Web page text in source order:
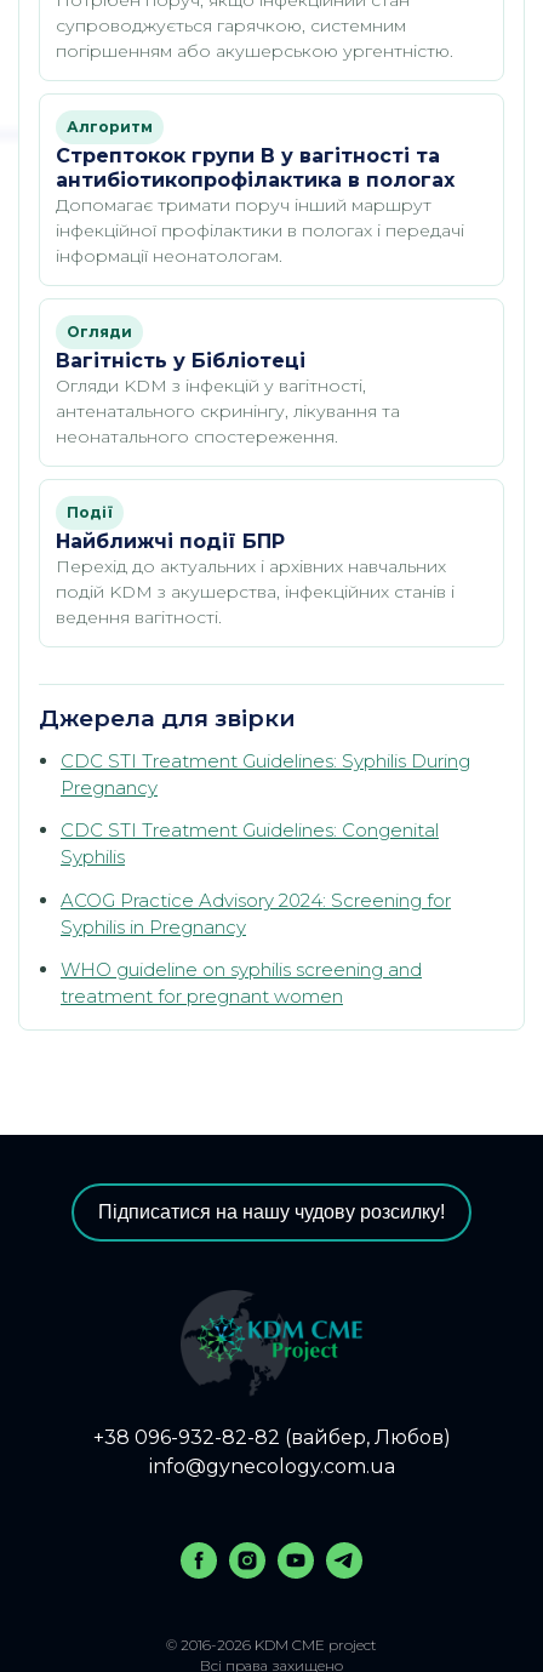
супроводжується гарячкою, системним
погіршенням або акушерською ургентністю.
Алгоритм
Стрептокок групи B у вагітності та
антибіотикопрофілактика в пологах
Допомагає тримати поруч інший маршрут
інфекційної профілактики в пологах і передачі
інформації неонатологам.
Огляди
Вагітність у Бібліотеці
Огляди KDM з інфекцій у вагітності,
антенатального скринінгу, лікування та
неонатального спостереження.
Події
Найближчі події БПР
Перехід до актуальних і архівних навчальних
подій KDM з акушерства, інфекційних станів і
ведення вагітності.
Джерела для звірки
CDC STI Treatment Guidelines: Syphilis During
Pregnancy
CDC STI Treatment Guidelines: Congenital
Syphilis
ACOG Practice Advisory 2024: Screening for
Syphilis in Pregnancy
WHO guideline on syphilis screening and
treatment for pregnant women
Підписатися на нашу чудову розсилку!
+38 096-932-82-82 (вайбер, Любов)
info@gynecology.com.ua
© 2016-2026 KDM CME project
Всі права захищено